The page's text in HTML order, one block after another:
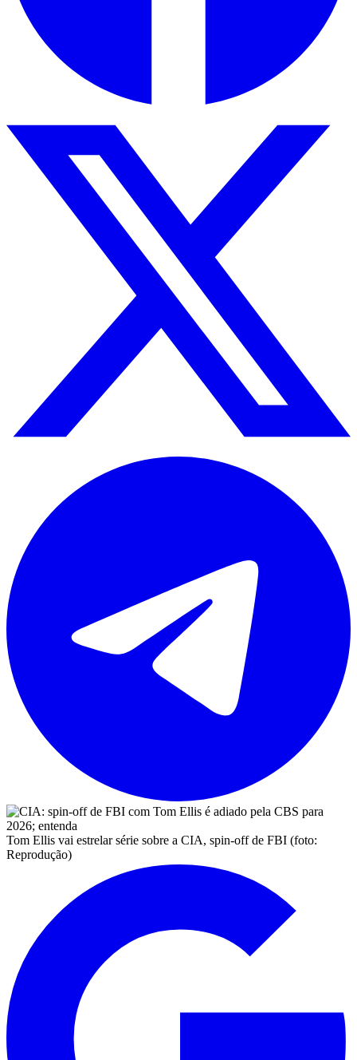
Tom Ellis vai estrelar série sobre a CIA, spin-off de FBI (foto:
Reprodução)